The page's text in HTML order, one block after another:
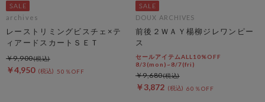
archives
レーストリミングビスチェ×テ
ィアードスカートＳＥＴ
￥4,950 50％OFF
￥9,900
DOUX ARCHIVES
前後２ＷＡＹ楊柳ジレワンピー
ス
セールアイテムALL10%OFF
8/3(mon)~8/7(fri)
￥3,872 60％OFF
￥9,680